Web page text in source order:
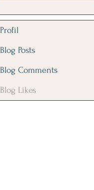
Profil
Blog Posts
Blog Comments
Blog Likes